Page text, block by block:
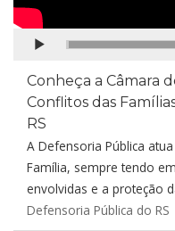
CONTINUAR
Conheça a Câmara
Conflitos das
RS
A Defensoria Pública
Família, sempre tendo
envolvidas e a proteção
Defensoria Pública do RS